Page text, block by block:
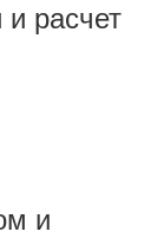
и расчет
и